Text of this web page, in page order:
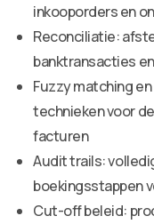
inkooporders en
Reconciliatie:
banktransacties
Fuzzy matching
technieken voor
facturen
Audit trails:
boekingsstappen
Cut-off beleid: